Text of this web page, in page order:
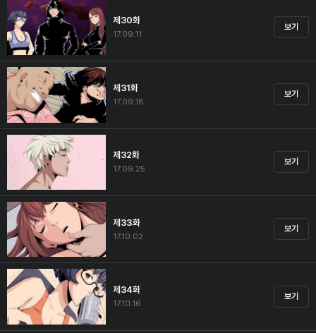
제30화
17.09.11
보기
제31화
17.09.18
보기
제32화
17.09.25
보기
제33화
17.10.02
보기
제34화
17.10.16
보기